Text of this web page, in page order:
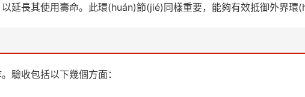
延長其使用壽命。此環(huán)節(jié)同樣重要，能夠有效抵御外界環
驗收包括以下幾個方面：